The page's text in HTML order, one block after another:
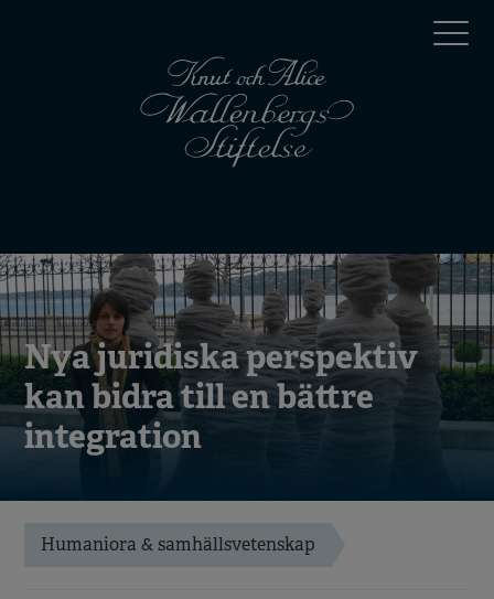
menu
Nya juridiska perspektiv
kan bidra till en bättre
integration
Humaniora & samhällsvetenskap